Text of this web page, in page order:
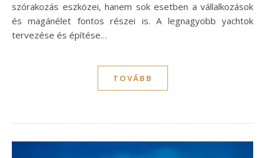
szórakozás eszközei, hanem sok esetben a vállalkozások
és magánélet fontos részei is. A legnagyobb yachtok
tervezése és építése…
TOVÁBB